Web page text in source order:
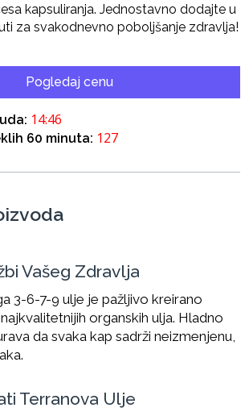
kapsuliranja. Jednostavno dodajte u
za svakodnevno poboljšanje zdravlja!
Pogledaj cenu
14:45
60 minuta: 127
Vašeg Zdravlja
3-6-7-9 ulje je pažljivo kreirano
organskih ulja. Hladno
da svaka kap sadrži neizmenjenu,
Terranova Ulje